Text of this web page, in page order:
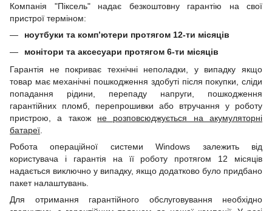
Компанія "Піксель" надає безкоштовну гарантію на свої
пристрої терміном:
ноутбуки та комп’ютери протягом 12-ти місяців
монітори та аксесуари протягом 6-ти місяців
Гарантія не покриває технічні неполадки, у випадку якщо
товар має механічні пошкодження здобуті після покупки, сліди
попадання рідини, перепаду напруги, пошкодження
гарантійних пломб, перепрошивки або втручання у роботу
пристрою, а також не розповсюджується на акумуляторні
батареї
Робота операційної системи Windows залежить від
користувача і гарантія на її роботу протягом 12 місяців
надається виключно у випадку, якщо додатково було придбано
пакет налаштувань.
Для отримання гарантійного обслуговування необхідно